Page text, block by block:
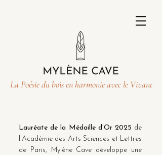
La Poésie du bois en harmonie avec le Vivant
Lauréate de la Médaille d’Or 2025 de
l'Académie des Arts Sciences et Lettres
de Paris, Mylène Cave développe une